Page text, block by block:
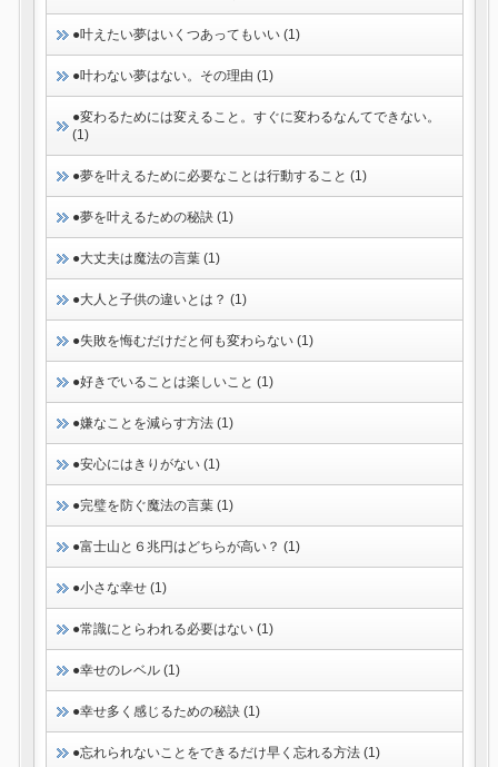
●叶えたい夢はいくつあってもいい (1)
●叶わない夢はない。その理由 (1)
●変わるためには変えること。すぐに変わるなんてできない。
(1)
●夢を叶えるために必要なことは行動すること (1)
●夢を叶えるための秘訣 (1)
●大丈夫は魔法の言葉 (1)
●大人と子供の違いとは？ (1)
●失敗を悔むだけだと何も変わらない (1)
●好きでいることは楽しいこと (1)
●嫌なことを減らす方法 (1)
●安心にはきりがない (1)
●完璧を防ぐ魔法の言葉 (1)
●富士山と６兆円はどちらが高い？ (1)
●小さな幸せ (1)
●常識にとらわれる必要はない (1)
●幸せのレベル (1)
●幸せ多く感じるための秘訣 (1)
●忘れられないことをできるだけ早く忘れる方法 (1)